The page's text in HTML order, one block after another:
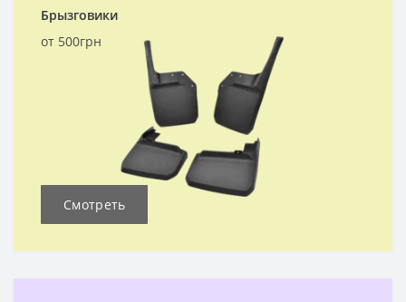
Брызговики
от 500грн
Смотреть